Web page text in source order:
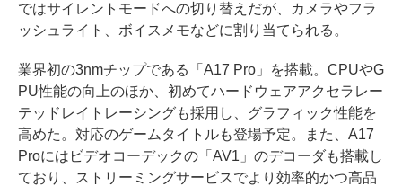
ではサイレントモードへの切り替えだが、カメラやフラ
ッシュライト、ボイスメモなどに割り当てられる。
業界初の3nmチップである「A17 Pro」を搭載。CPUやG
PU性能の向上のほか、初めてハードウェアアクセラレー
テッドレイトレーシングも採用し、グラフィック性能を
高めた。対応のゲームタイトルも登場予定。また、A17
Proにはビデオコーデックの「AV1」のデコーダも搭載し
ており、ストリーミングサービスでより効率的かつ高品